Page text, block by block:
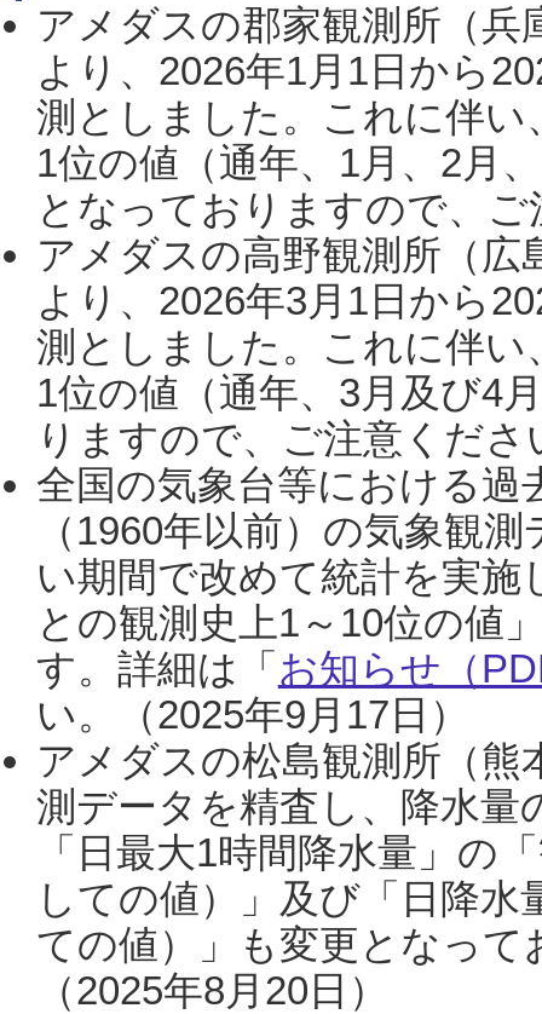
アメダスの郡家観測所（
より、2026年1月1日から
測としました。これに伴い
1位の値（通年、1月、2月
となっておりますので、
アメダスの高野観測所（
より、2026年3月1日から
測としました。これに伴い
1位の値（通年、3月及び4
りますので、ご注意くだ
全国の気象台等における過
（1960年以前）の気象観
い期間で改めて統計を実
との観測史上1～10位の値
す。詳細は「 お知らせ（
い。（2025年9月17日）
アメダスの松島観測所（熊
測データを精査し、降水
「日最大1時間降水量」の
しての値）」及び「日降
ての値）」も変更となっ
（2025年8月20日）